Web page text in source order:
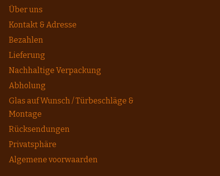
Über uns
Kontakt & Adresse
Bezahlen
Lieferung
Nachhaltige Verpackung
Abholung
Glas auf Wunsch / Türbeschläge &
Montage
Rücksendungen
Privatsphäre
Algemene voorwaarden